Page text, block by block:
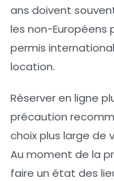
ans doivent
les non-
permis
location.
Réserver en ligne
précaution
choix plus large de
Au moment de la
faire un état des